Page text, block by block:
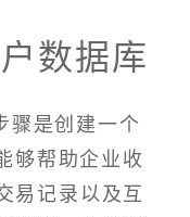
数据库
骤是创建一个
够帮助企业收
易记录以及互